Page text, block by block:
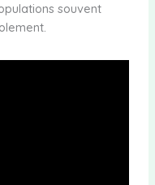
souvent